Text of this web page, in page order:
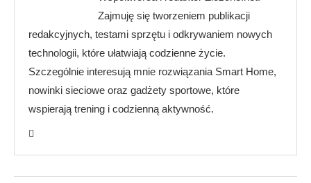
Zajmuję się tworzeniem publikacji
redakcyjnych, testami sprzętu i odkrywaniem nowych
technologii, które ułatwiają codzienne życie.
Szczególnie interesują mnie rozwiązania Smart Home,
nowinki sieciowe oraz gadżety sportowe, które
wspierają trening i codzienną aktywność.